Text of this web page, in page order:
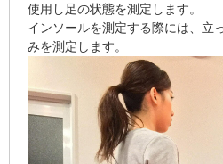
使用し足の状態を測定します。
インソールを測定する際には、立
みを測定します。